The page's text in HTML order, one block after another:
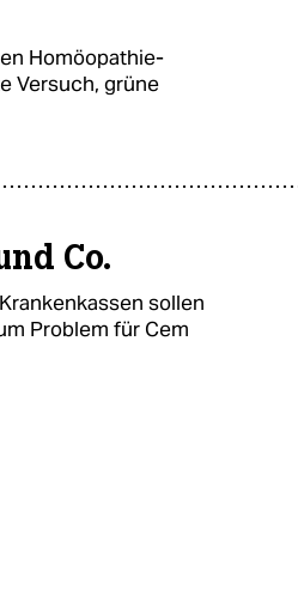
Homöopathie-
Versuch, grüne
Co.
sollen
Problem für Cem